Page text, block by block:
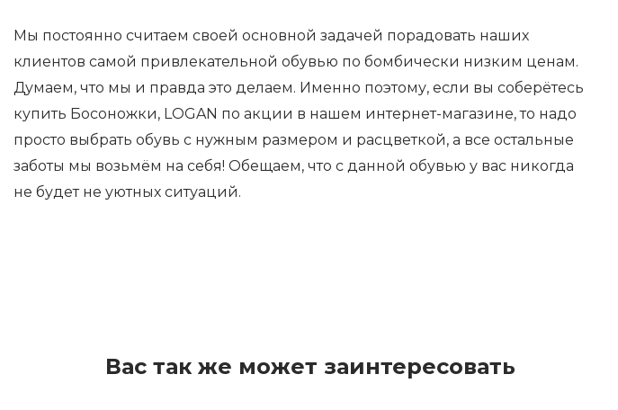
Мы постоянно считаем своей основной задачей порадовать наших
клиентов самой привлекательной обувью по бомбически низким ценам.
Думаем, что мы и правда это делаем. Именно поэтому, если вы соберётесь
купить Босоножки, LOGAN по акции в нашем интернет-магазине, то надо
просто выбрать обувь с нужным размером и расцветкой, а все остальные
заботы мы возьмём на себя! Обещаем, что с данной обувью у вас никогда
не будет не уютных ситуаций.
Вас так же может заинтересовать